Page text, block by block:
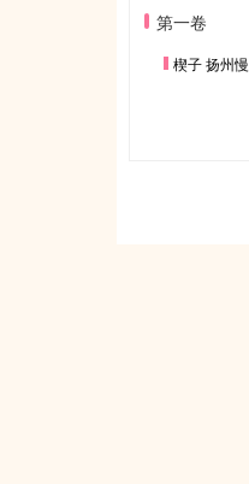
第一卷
楔子 扬州慢